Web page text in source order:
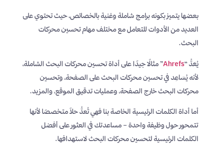
بعضها يتميز بكونه برامج شاملة وغنية بالخصائص، حيث تحتوي على
العديد من الأدوات للتعامل مع مختلف مهام تحسين محركات
البحث.
يُعَدُّ “Ahrefs” مثالًا جيدًا على أداة تحسين محركات البحث الشاملة،
لأنه يُسَاعِد في تحسين محركات البحث على الصفحة، وتحسين
محركات البحث خارج الصفحة، وعمليات تدقيق الموقع، والمزيد.
أما أداة الكلمات الرئيسية الخاصة بنا فهي تُعدُّ حلاً متخصصًا لأنها
تتمحور حول وظيفة واحدة – مساعدتك في العثور على أفضل
الكلمات الرئيسية لتحسين محركات البحث لاستهدافها.